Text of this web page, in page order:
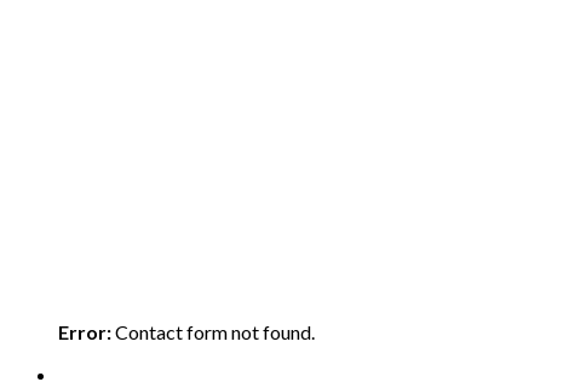
Error:Contact form not found.